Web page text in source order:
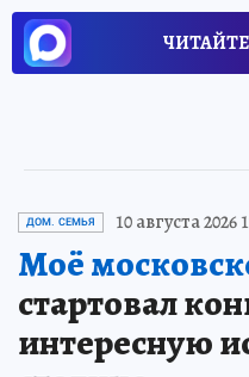
ДОМ. СЕМЬЯ 10 августа 2026
Моё
стартовал
интересную